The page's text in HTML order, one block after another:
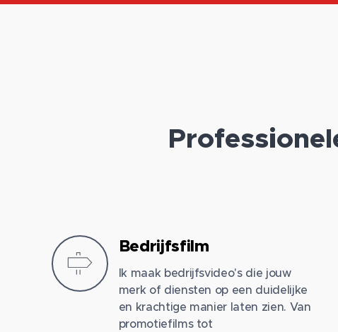
Bedrijfsfilm
Ik maak bedrijfsvideo's die jouw
merk of diensten op een duidelijke
en krachtige manier laten zien. Van
promotiefilms tot